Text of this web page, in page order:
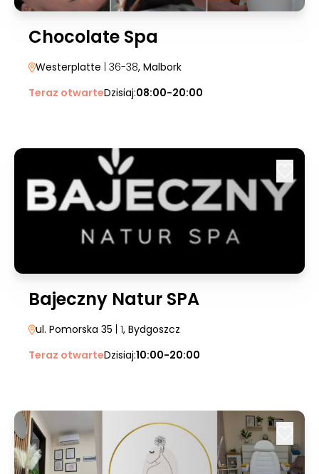
Chocolate Spa
Westerplatte | 36-38, Malbork
Teraz otwarteDzisiaj:08:00-20:00
Bajeczny Natur SPA
ul. Pomorska 35 | 1, Bydgoszcz
Teraz otwarteDzisiaj:10:00-20:00